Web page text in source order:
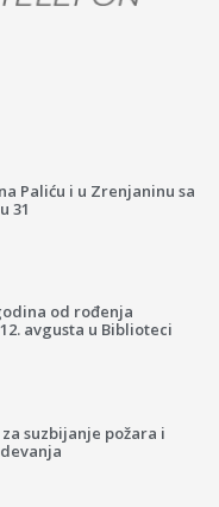
Paliću i u Zrenjaninu sa
31
od rođenja
avgusta u Biblioteci
suzbijanje požara i